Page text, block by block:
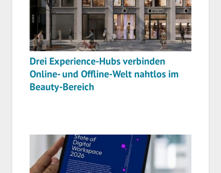
Drei Experience-Hubs verbinden
Online- und Offline-Welt nahtlos im
Beauty-Bereich